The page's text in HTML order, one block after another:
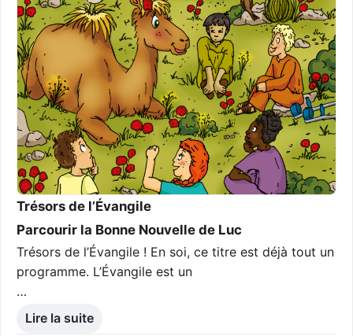
Trésors de l’Évangile
Parcourir la Bonne Nouvelle de Luc
Trésors de l’Évangile ! En soi, ce titre est déjà tout un
programme. L’Évangile est un
…
Lire la suite